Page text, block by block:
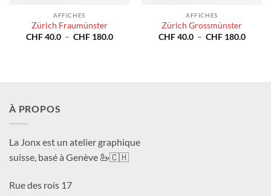
AFFICHES
Zürich Fraumünster
CHF40.0 – CHF180.0Plage
AFFICHES
Zürich Grossmünster
CHF40.0 – CHF180.0Plage
À PROPOS
La Jonx est un atelier graphique
suisse, basé à Genève 🦢🇨🇭
Rue des rois 17